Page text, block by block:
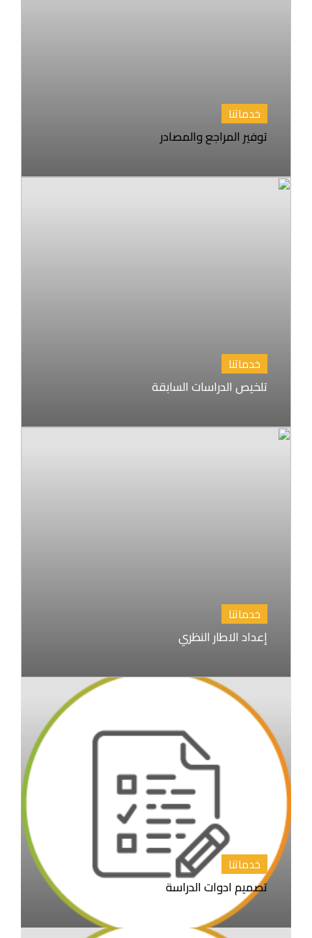
خدماتنا
توفير المراجع والمصادر
خدماتنا
تلخيص الدراسات السابقة
خدماتنا
إعداد الاطار النظري
خدماتنا
تصميم ادوات الدراسة